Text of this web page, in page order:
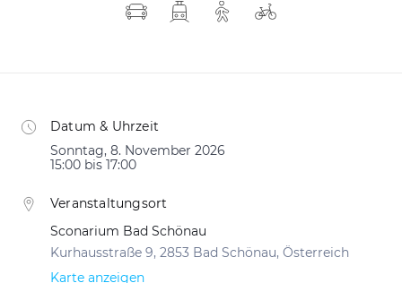
Datum & Uhrzeit
Sonntag, 8. November 2026
15:00 bis 17:00
Veranstaltungsort
Sconarium Bad Schönau
Kurhausstraße 9, 2853 Bad Schönau, Österreich
Karte anzeigen